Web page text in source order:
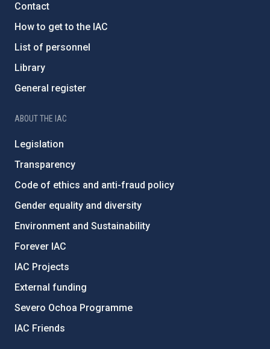
Contact
How to get to the IAC
List of personnel
Library
General register
ABOUT THE IAC
Legislation
Transparency
Code of ethics and anti-fraud policy
Gender equality and diversity
Environment and Sustainability
Forever IAC
IAC Projects
External funding
Severo Ochoa Programme
IAC Friends